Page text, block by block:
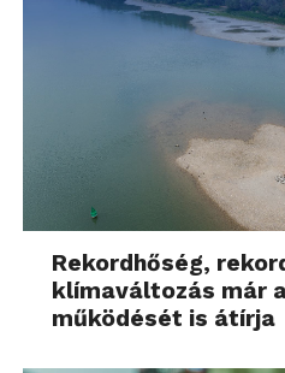
Rekordhőség,
klímaváltozás már
működését is átírja